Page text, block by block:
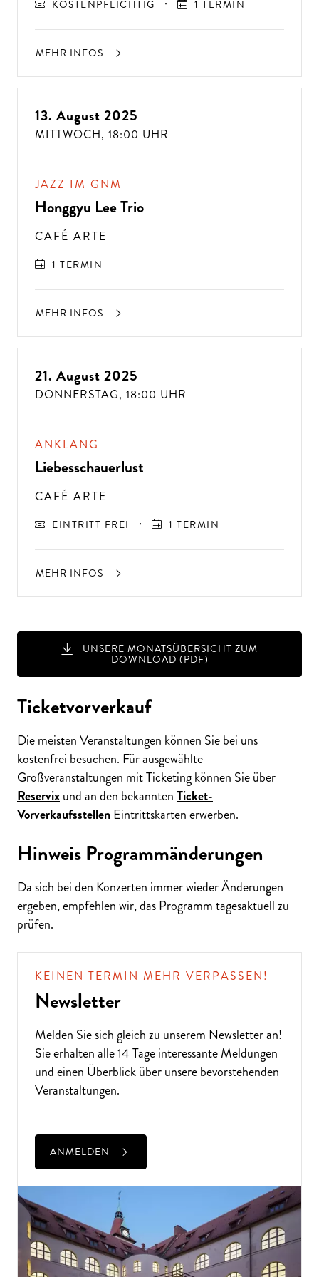
ALTE MUSIK BIS ZEITGENÖSSISCH
LIEBEN SIE DIE OPER?
ÜBE
R 300
VE
R
A
NST
ALT
U
N
GE
N P
R
O
J
A
H
R
D
A
N
N
K
O
M
M
E
N
SI
E
Z
U
U
N
S!
KOSTENPFLICHTIG 1 TERMIN
MEHR INFOS
13. August 2025
MITTWOCH, 18:00 UHR
JAZZ IM GNM
Honggyu Lee Trio
CAFÉ ARTE
1 TERMIN
MEHR INFOS
21. August 2025
DONNERSTAG, 18:00 UHR
ANKLANG
Liebesschauerlust
CAFÉ ARTE
EINTRITT FREI 1 TERMIN
MEHR INFOS
UNSERE MONATSÜBERSICHT ZUM
DOWNLOAD (PDF)
Ticketvorverkauf
Die meisten Veranstaltungen können Sie bei uns
kostenfrei besuchen. Für ausgewählte
Großveranstaltungen mit Ticketing können Sie über
Reservixund an den bekanntenTicket-
VorverkaufsstellenEintrittskarten erwerben.
Hinweis Programmänderungen
Da sich bei den Konzerten immer wieder Änderungen
ergeben, empfehlen wir, das Programm tagesaktuell zu
prüfen.
KEINEN TERMIN MEHR VERPASSEN!
Newsletter
Melden Sie sich gleich zu unserem Newsletteran!
Sie erhalten alle 14 Tage interessante Meldungen
und einen Überblick über unsere bevorstehenden
Veranstaltungen.
ANMELDEN